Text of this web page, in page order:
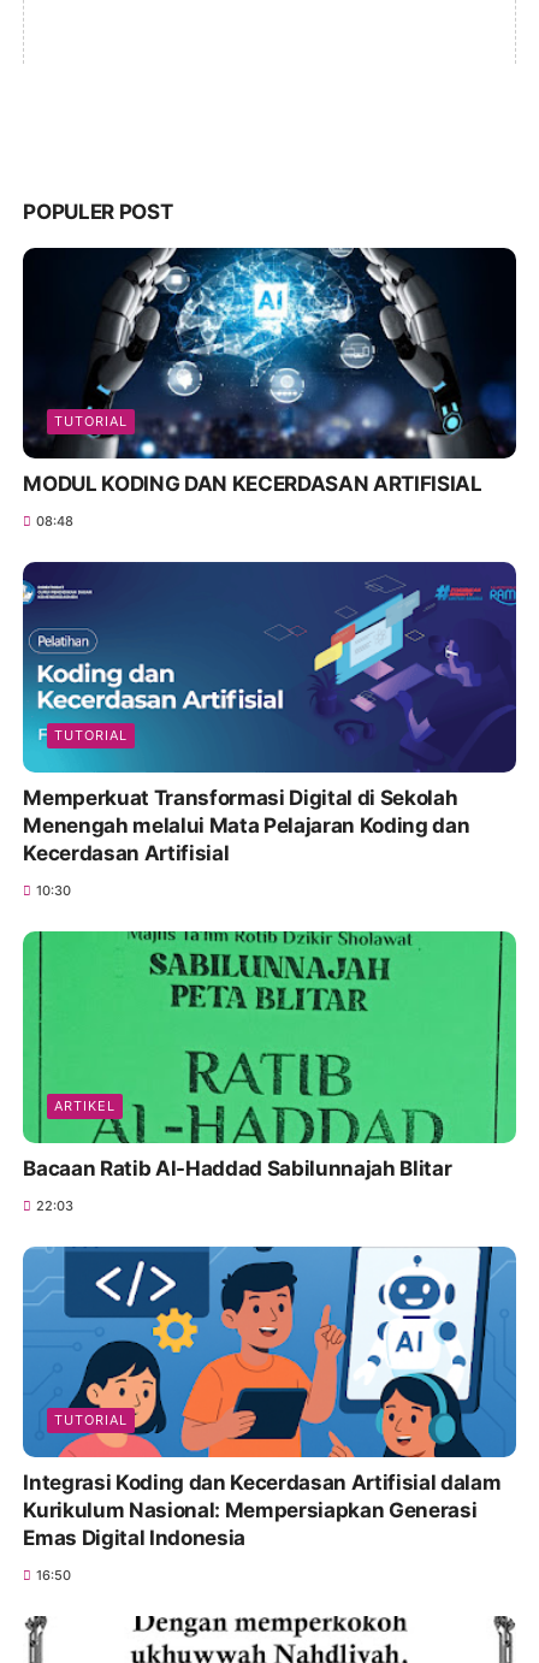
POPULER POST
TUTORIAL
MODUL KODING DAN KECERDASAN ARTIFISIAL
08:48
TUTORIAL
Memperkuat Transformasi Digital di Sekolah
Menengah melalui Mata Pelajaran Koding dan
Kecerdasan Artifisial
10:30
ARTIKEL
Bacaan Ratib Al-Haddad Sabilunnajah Blitar
22:03
TUTORIAL
Integrasi Koding dan Kecerdasan Artifisial dalam
Kurikulum Nasional: Mempersiapkan Generasi
Emas Digital Indonesia
16:50